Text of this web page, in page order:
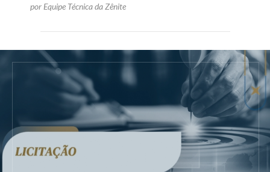
por Equipe Técnica da Zênite